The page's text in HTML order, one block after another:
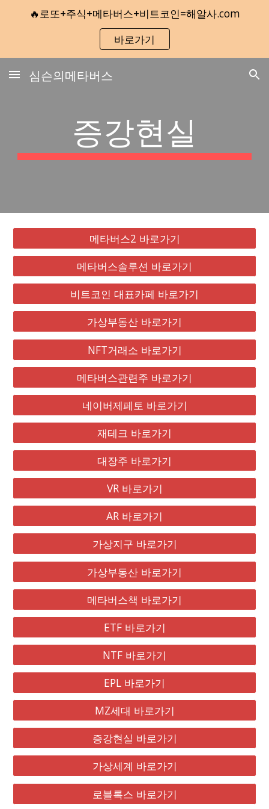
Skip to main content Skip to navigation
🔥로또+주식+메타버스+비트코인=해알사.com
바로가기
심슨의메타버스
증강현실
메타버스2 바로가기
메타버스솔루션 바로가기
비트코인 대표카페 바로가기
가상부동산 바로가기
NFT거래소 바로가기
메타버스관련주 바로가기
네이버제페토 바로가기
재테크 바로가기
대장주 바로가기
VR 바로가기
AR 바로가기
가상지구 바로가기
가상부동산 바로가기
메타버스책 바로가기
ETF 바로가기
NTF 바로가기
EPL 바로가기
MZ세대 바로가기
증강현실 바로가기
가상세계 바로가기
로블록스 바로가기